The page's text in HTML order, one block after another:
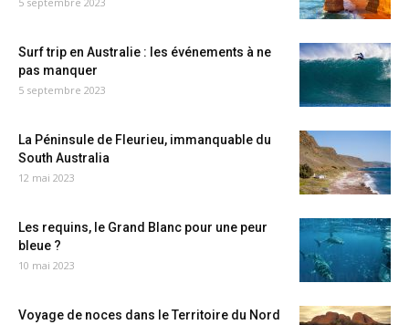
Surf trip en Australie : les événements à ne
pas manquer
5 septembre 2023
La Péninsule de Fleurieu, immanquable du
South Australia
12 mai 2023
Les requins, le Grand Blanc pour une peur
bleue ?
10 mai 2023
Voyage de noces dans le Territoire du Nord